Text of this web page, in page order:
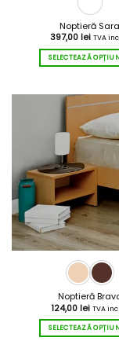
Noptieră Sara
397,00 lei TVA
SELECTEAZĂ
mai
multe
pot
fi
alese
în
Noptieră
124,00 lei TVA
SELECTEAZĂ